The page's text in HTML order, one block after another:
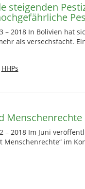
steigenden
– 2018 In Bolivien hat
als versechsfacht.
HHPs
Menschenrechte
– 2018 Im Juni
Menschenrechte“ im